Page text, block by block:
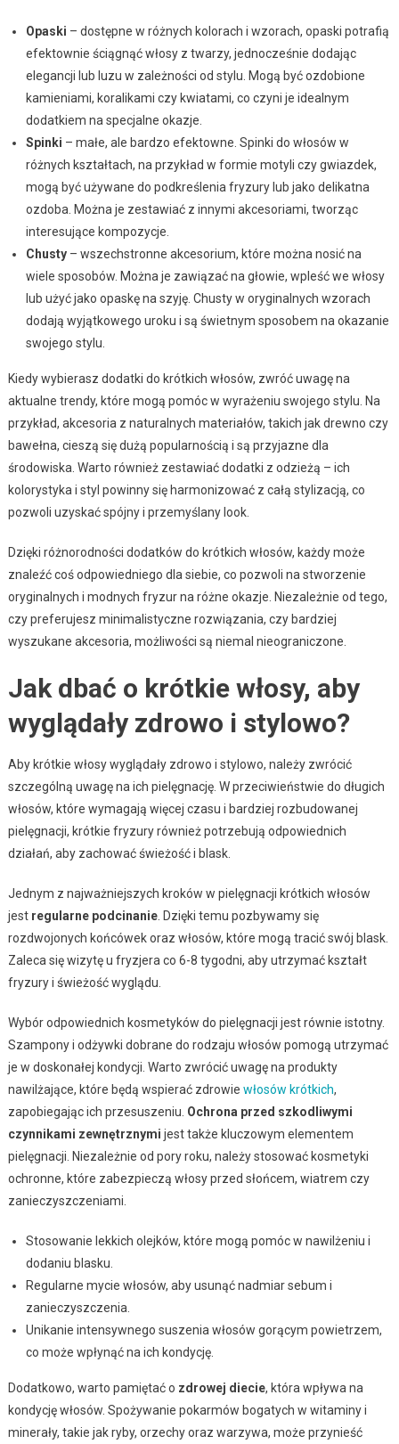
Opaski – dostępne w różnych kolorach i wzorach, opaski potrafią
efektownie ściągnąć włosy z twarzy, jednocześnie dodając
elegancji lub luzu w zależności od stylu. Mogą być ozdobione
kamieniami, koralikami czy kwiatami, co czyni je idealnym
dodatkiem na specjalne okazje.
Spinki – małe, ale bardzo efektowne. Spinki do włosów w
różnych kształtach, na przykład w formie motyli czy gwiazdek,
mogą być używane do podkreślenia fryzury lub jako delikatna
ozdoba. Można je zestawiać z innymi akcesoriami, tworząc
interesujące kompozycje.
Chusty– wszechstronne akcesorium, które można nosić na
wiele sposobów. Można je zawiązać na głowie, wpleść we włosy
lub użyć jako opaskę na szyję. Chusty w oryginalnych wzorach
dodają wyjątkowego uroku i są świetnym sposobem na okazanie
swojego stylu.
Kiedy wybierasz dodatki do krótkich włosów, zwróć uwagę na
aktualne trendy, które mogą pomóc w wyrażeniu swojego stylu. Na
przykład, akcesoria z naturalnych materiałów, takich jak drewno czy
bawełna, cieszą się dużą popularnością i są przyjazne dla
środowiska. Warto również zestawiać dodatki z odzieżą – ich
kolorystyka i styl powinny się harmonizować z całą stylizacją, co
pozwoli uzyskać spójny i przemyślany look.
Dzięki różnorodności dodatków do krótkich włosów, każdy może
znaleźć coś odpowiedniego dla siebie, co pozwoli na stworzenie
oryginalnych i modnych fryzur na różne okazje. Niezależnie od tego,
czy preferujesz minimalistyczne rozwiązania, czy bardziej
wyszukane akcesoria, możliwości są niemal nieograniczone.
Jak dbać o krótkie włosy, aby
wyglądały zdrowo i stylowo?
Aby krótkie włosy wyglądały zdrowo i stylowo, należy zwrócić
szczególną uwagę na ich pielęgnację. W przeciwieństwie do długich
włosów, które wymagają więcej czasu i bardziej rozbudowanej
pielęgnacji, krótkie fryzury również potrzebują odpowiednich
działań, aby zachować świeżość i blask.
Jednym z najważniejszych kroków w pielęgnacji krótkich włosów
jest regularne podcinanie. Dzięki temu pozbywamy się
rozdwojonych końcówek oraz włosów, które mogą tracić swój blask.
Zaleca się wizytę u fryzjera co 6-8 tygodni, aby utrzymać kształt
fryzury i świeżość wyglądu.
Wybór odpowiednich kosmetyków do pielęgnacji jest równie istotny.
Szampony i odżywki dobrane do rodzaju włosów pomogą utrzymać
je w doskonałej kondycji. Warto zwrócić uwagę na produkty
nawilżające, które będą wspierać zdrowie włosów krótkich,
zapobiegając ich przesuszeniu. Ochrona przed szkodliwymi
czynnikami zewnętrznymi jest także kluczowym elementem
pielęgnacji. Niezależnie od pory roku, należy stosować kosmetyki
ochronne, które zabezpieczą włosy przed słońcem, wiatrem czy
zanieczyszczeniami.
Stosowanie lekkich olejków, które mogą pomóc w nawilżeniu i
dodaniu blasku.
Regularne mycie włosów, aby usunąć nadmiar sebum i
zanieczyszczenia.
Unikanie intensywnego suszenia włosów gorącym powietrzem,
co może wpłynąć na ich kondycję.
Dodatkowo, warto pamiętać o zdrowej diecie, która wpływa na
kondycję włosów. Spożywanie pokarmów bogatych w witaminy i
minerały, takie jak ryby, orzechy oraz warzywa, może przynieść